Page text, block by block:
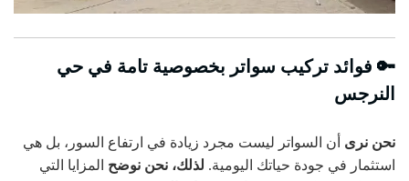
🔑 فوائد تركيب سواتر بخصوصية تامة في حي
النرجس
نحن نرى أن السواتر ليست مجرد زيادة في ارتفاع السور، بل هي
استثمار في جودة حياتك اليومية. لذلك، نحن نوضح المزايا التي